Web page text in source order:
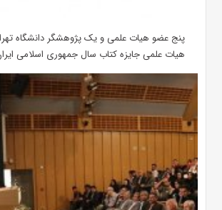
پنج عضو هیات علمی و یک پژوهشگر دانشگاه
هیات علمی جایزه کتاب سال جمهوری اسلامی